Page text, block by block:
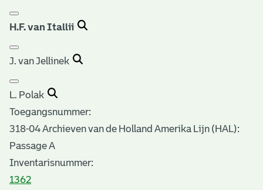
H.F. van Itallii
J. van Jellinek
L. Polak
Toegangsnummer:
318-04 Archieven van de Holland Amerika Lijn (HAL):
Passage A
Inventarisnummer:
1362